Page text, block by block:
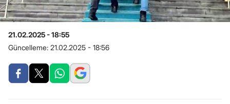
21.02.2025 - 18:55
Güncelleme: 21.02.2025 - 18:56